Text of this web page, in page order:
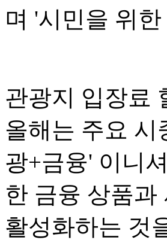
며 '시민을 위
관광지 입장료
올해는 주요 시
광+금융' 이니
한 금융 상품과
활성화하는 것